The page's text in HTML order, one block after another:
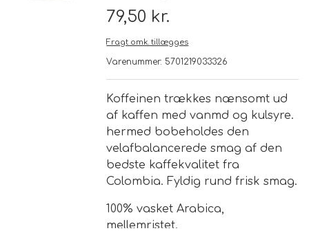
Brand
Te
Løsvægt teer
Sort Te
Grøn Te
Grøn Hvid Te
Chaplon Te
Kusmi Te
Matcha te og tilbehør
Nyheder
Åbningstider
79,50 kr.
Fragt omk. tillægges
Varenummer: 5701219033326
Koffeinen trækkes nænsomt ud
af kaffen med vanmd og kulsyre.
hermed bobeholdes den
velafbalancerede smag af den
bedste kaffekvalitet fra
Colombia. Fyldig rund frisk smag.
100% vasket Arabica,
mellemristet.